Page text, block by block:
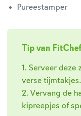
Pureestamper
Tip van FitChef
1. Serveer
verse tijmtakjes.
2. Vervang de
kipreepjes of